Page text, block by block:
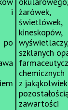
i żarówek,
świetlówek,
kineskopów,
szklanych
chemicznych
z jakąkolwiek
zawartości